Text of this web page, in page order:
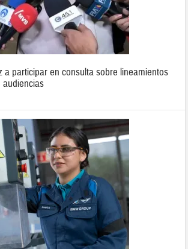
a participar en consulta sobre lineamientos
audiencias